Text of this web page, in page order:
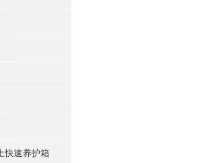
快速养护箱